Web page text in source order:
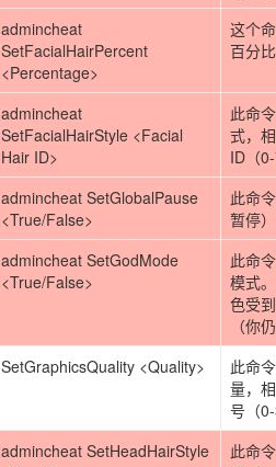
admincheat
SetFacialHairPercent
<Percentage>
这个
百分
admincheat
SetFacialHairStyle <Facial
Hair ID>
此命
式，
ID（
admincheat SetGlobalPause
<True/False>
此命
暂停
admincheat SetGodMode
<True/False>
此命
模式
色受
（你
SetGraphicsQuality <Quality>
此命
量，
号（
admincheat SetHeadHairStyle
此命